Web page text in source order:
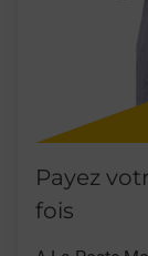
Payez
fois